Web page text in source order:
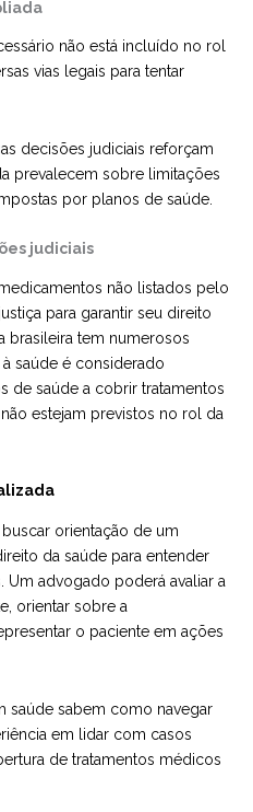
não está incluído no rol
vias legais para tentar
decisões judiciais reforçam
prevalecem sobre limitações
por planos de saúde.
judiciais
não listados pelo
para garantir seu direito
brasileira tem numerosos
saúde é considerado
de saúde a cobrir tratamentos
estejam previstos no rol da
orientação de um
da saúde para entender
advogado poderá avaliar a
orientar sobre a
o paciente em ações
saúde sabem como navegar
em lidar com casos
de tratamentos médicos